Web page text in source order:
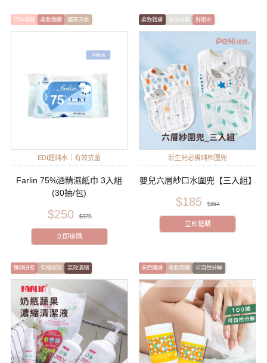
75%酒精 柔軟親膚 攜帶方便
EDI超純水｜有效抗菌
Farlin 75%酒精濕紙巾 3入組
(30抽/包)
$250 $375
立即搶購
柔軟親膚 透氣易乾 好吸水
新生兒必備純棉圍兜
嬰兒六層紗口水圍兜【三入組】
$185 $267
立即搶購
醫師研發 有機認證 高效濃縮 天然纖維 柔軟親膚 可自然分解